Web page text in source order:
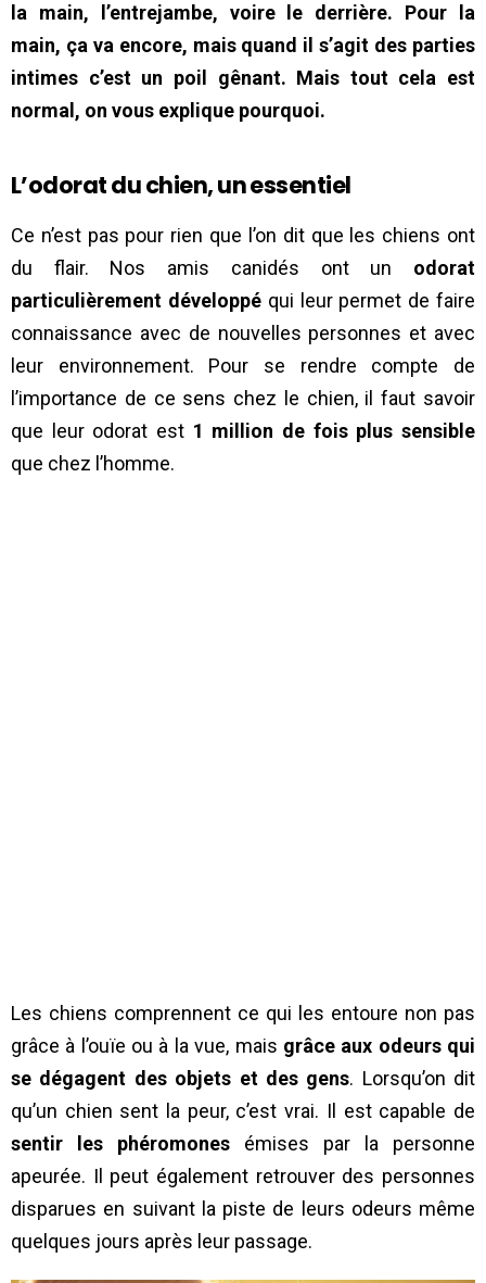
la main, l’entrejambe, voire le derrière. Pour la
main, ça va encore, mais quand il s’agit des parties
intimes c’est un poil gênant. Mais tout cela est
normal, on vous explique pourquoi.
L’odorat du chien, un essentiel
Ce n’est pas pour rien que l’on dit que les chiens ont
du flair. Nos amis canidés ont un odorat
particulièrement développéqui leur permet de faire
connaissance avec de nouvelles personnes et avec
leur environnement. Pour se rendre compte de
l’importance de ce sens chez le chien, il faut savoir
que leur odorat est 1 million de fois plus sensible
que chez l’homme.
Les chiens comprennent ce qui les entoure non pas
grâce à l’ouïe ou à la vue, mais grâce aux odeurs qui
se dégagent des objets et des gens. Lorsqu’on dit
qu’un chien sent la peur, c’est vrai. Il est capable de
sentir les phéromones émises par la personne
apeurée. Il peut également retrouver des personnes
disparues en suivant la piste de leurs odeurs même
quelques jours après leur passage.